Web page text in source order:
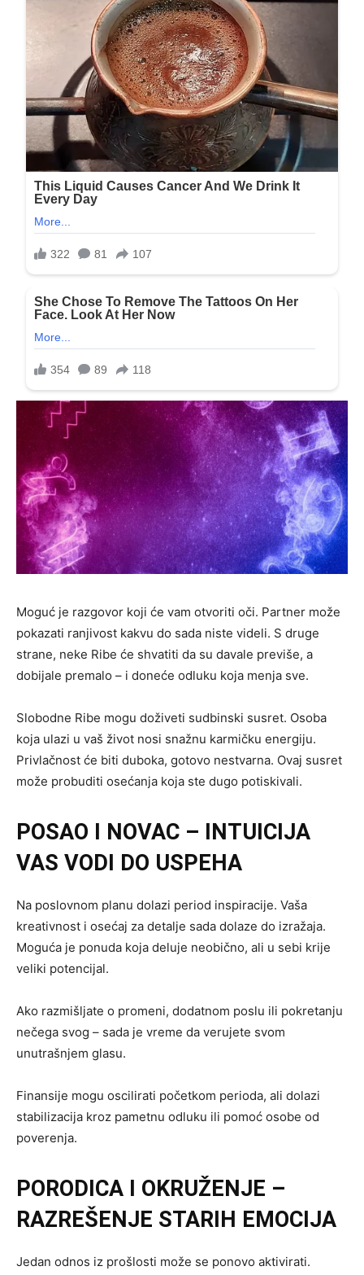
Moguć je razgovor koji će vam otvoriti oči. Partner može
pokazati ranjivost kakvu do sada niste videli. S druge
strane, neke Ribe će shvatiti da su davale previše, a
dobijale premalo – i doneće odluku koja menja sve.
Slobodne Ribe mogu doživeti sudbinski susret. Osoba
koja ulazi u vaš život nosi snažnu karmičku energiju.
Privlačnost će biti duboka, gotovo nestvarna. Ovaj susret
može probuditi osećanja koja ste dugo potiskivali.
POSAO I NOVAC – INTUICIJA
VAS VODI DO USPEHA
Na poslovnom planu dolazi period inspiracije. Vaša
kreativnost i osećaj za detalje sada dolaze do izražaja.
Moguća je ponuda koja deluje neobično, ali u sebi krije
veliki potencijal.
Ako razmišljate o promeni, dodatnom poslu ili pokretanju
nečega svog – sada je vreme da verujete svom
unutrašnjem glasu.
Finansije mogu oscilirati početkom perioda, ali dolazi
stabilizacija kroz pametnu odluku ili pomoć osobe od
poverenja.
PORODICA I OKRUŽENJE –
RAZREŠENJE STARIH EMOCIJA
Jedan odnos iz prošlosti može se ponovo aktivirati.